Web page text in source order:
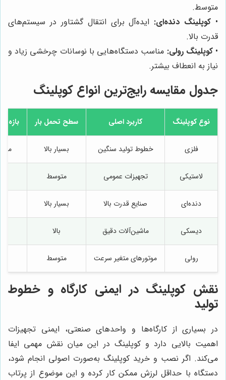
متوسط.
• کوپلینگ دنده‌ای: ایده‌آل برای انتقال گشتاور در سیستم‌های
قدرت بالا.
•کوپلینگ رولی: مناسب دستگاه‌هایی با نوسانات چرخشی زیاد و
نیاز به انعطاف بیشتر.
جدول مقایسه رایج‌ترین انواع کوپلینگ
نوع کوپلینگ کاربرد اصلی سطح تحمل بار بازه
فلزی خطوط تولید سنگین بسیار بالا
لاستیکی تجهیزات عمومی متوسط
دنده‌ای صنایع قدرت بالا بسیار بالا
دیسکی ماشین‌آلات دقیق بالا
رولی موتورهای متغیر سرعت متوسط
نقش کوپلینگ در ایمنی کارگاه و خطوط
تولید
در بسیاری از کارگاه‌ها و واحدهای صنعتی، ایمنی تجهیزات
اهمیت بالایی دارد و کوپلینگ در این میان نقش مهمی ایفا
می‌کند. اگر نصب و خرید کوپلینگ به‌صورت اصولی انجام شود،
دستگاه با حداقل لرزش ممکن کار کرده و این موضوع از پرتاب